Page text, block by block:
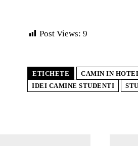
Post Views: 9
ETICHETE CAMIN IN
IDEI CAMINE STUDENTI